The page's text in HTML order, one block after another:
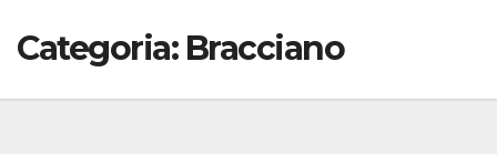
Categoria: Bracciano